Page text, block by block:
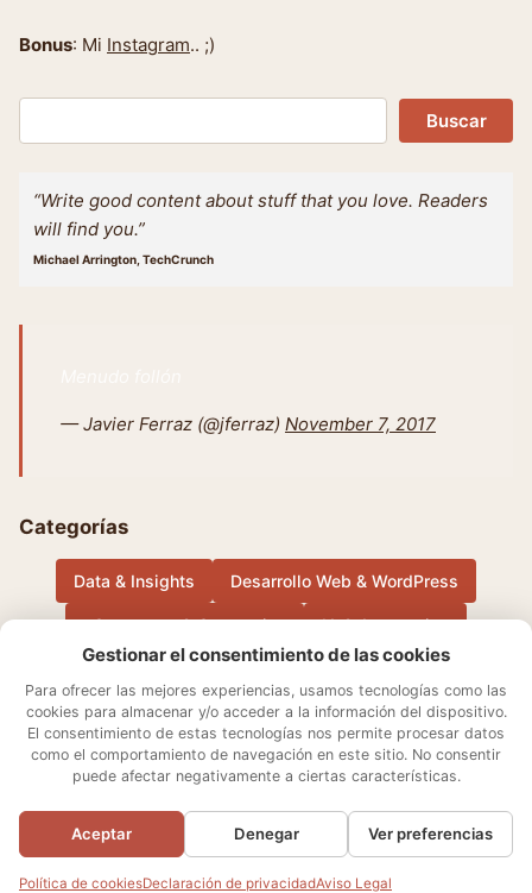
Bonus: Mi Instagram.. ;)
Buscar
“Write good content about stuff that you love. Readers
will find you.”
Michael Arrington, TechCrunch
— Javier Ferraz (@jferraz) November 7, 2017
Categorías
Data & Insights Desarrollo Web & WordPress
eCommerce & Conversion IA & Automation
Música Otros Performance Marketing & Growth
Sobre mí Aviso Legal Contacto
Política de cookies
Declaración de privacidad
Términos y condiciones
Ajustes de cookies
Gestionar el consentimiento de las cookies
Para ofrecer las mejores experiencias, usamos tecnologías como las
cookies para almacenar y/o acceder a la información del dispositivo.
El consentimiento de estas tecnologías nos permite procesar datos
como el comportamiento de navegación en este sitio. No consentir
puede afectar negativamente a ciertas características.
Aceptar Denegar Ver preferencias
Política de cookiesDeclaración de privacidadAviso Legal